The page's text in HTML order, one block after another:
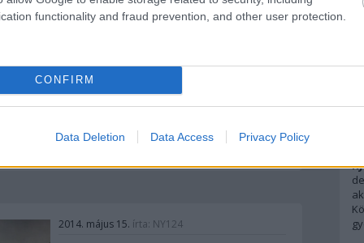
functionality and fraud prevention, and other user protection.
CONFIRM
Data Deletion Data Access Privacy Policy
az Excalibur, Artúr király kardja, az angol
mondavilág egyik legismertebb
a filmeseket, de kevés a jó
filmadaptáció. A Sean Connery és
Richard Gere főszereplésével…
Tovább
komment
2014. május 15. írta: NY124